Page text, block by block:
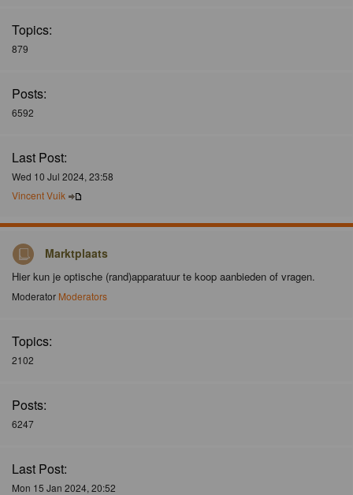
Topics:
879
Posts:
6592
Last Post:
Wed 10 Jul 2024, 23:58
Vincent Vuik
Marktplaats
Hier kun je optische (rand)apparatuur te koop aanbieden of vragen.
Moderator Moderators
Topics:
2102
Posts:
6247
Last Post:
Mon 15 Jan 2024, 20:52